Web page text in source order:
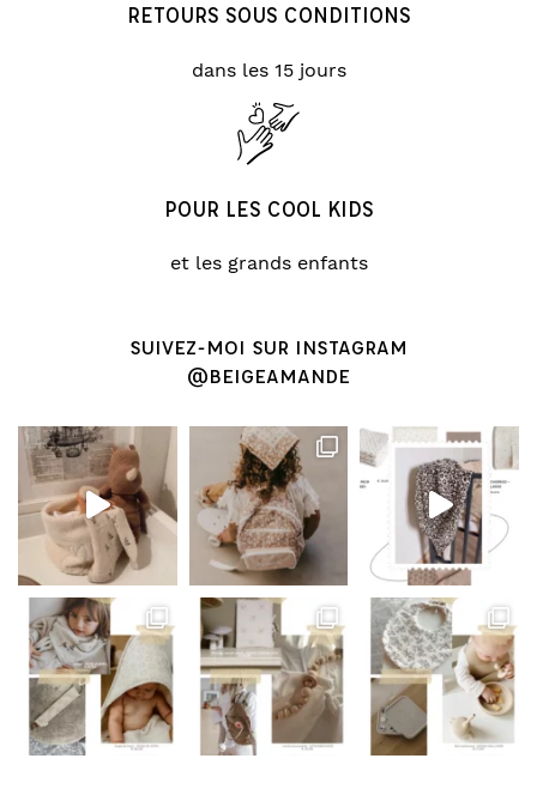
RETOURS SOUS CONDITIONS
dans les 15 jours
POUR LES COOL KIDS
et les grands enfants
SUIVEZ-MOI SUR INSTAGRAM
@BEIGEAMANDE